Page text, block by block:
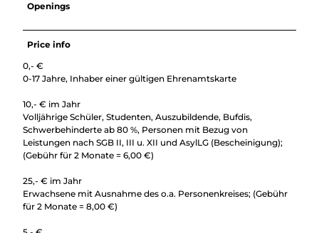
Openings
Price info
0,- €
0-17 Jahre, Inhaber einer gültigen Ehrenamtskarte
10,- € im Jahr
Volljährige Schüler, Studenten, Auszubildende, Bufdis,
Schwerbehinderte ab 80 %, Personen mit Bezug von
Leistungen nach SGB II, III u. XII und AsylLG (Bescheinigung);
(Gebühr für 2 Monate = 6,00 €)
25,- € im Jahr
Erwachsene mit Ausnahme des o.a. Personenkreises; (Gebühr
für 2 Monate = 8,00 €)